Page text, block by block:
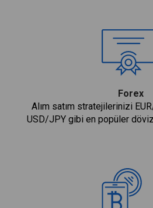
Forex
Alım satım stratejilerinizi
USD/JPY gibi en popüler